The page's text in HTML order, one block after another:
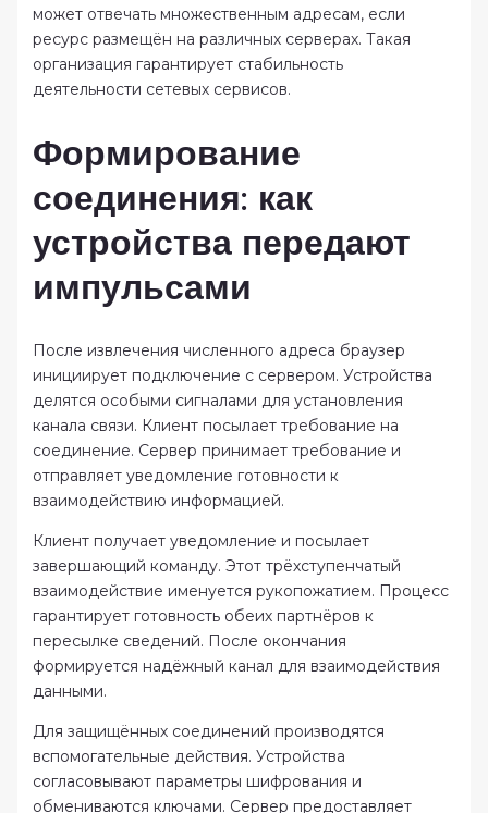
может отвечать множественным адресам, если
ресурс размещён на различных серверах. Такая
организация гарантирует стабильность
деятельности сетевых сервисов.
Формирование
соединения: как
устройства передают
импульсами
После извлечения численного адреса браузер
инициирует подключение с сервером. Устройства
делятся особыми сигналами для установления
канала связи. Клиент посылает требование на
соединение. Сервер принимает требование и
отправляет уведомление готовности к
взаимодействию информацией.
Клиент получает уведомление и посылает
завершающий команду. Этот трёхступенчатый
взаимодействие именуется рукопожатием. Процесс
гарантирует готовность обеих партнёров к
пересылке сведений. После окончания
формируется надёжный канал для взаимодействия
данными.
Для защищённых соединений производятся
вспомогательные действия. Устройства
согласовывают параметры шифрования и
обмениваются ключами. Сервер предоставляет